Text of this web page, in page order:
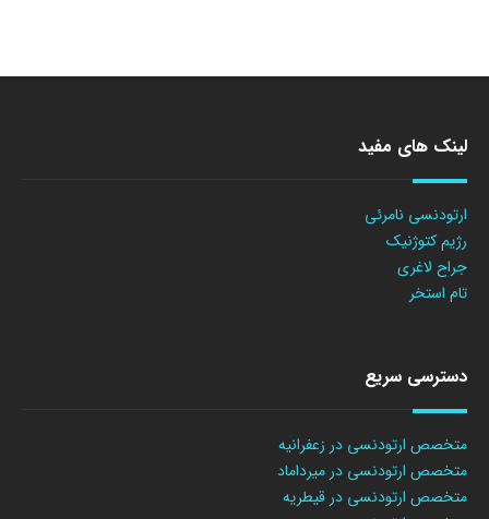
لینک های مفید
ارتودنسی نامرئی
رژیم کتوژنیک
جراح لاغری
تام استخر
دسترسی سریع
متخصص ارتودنسی در زعفرانیه
متخصص ارتودنسی در میرداماد
متخصص ارتودنسی در قیطریه